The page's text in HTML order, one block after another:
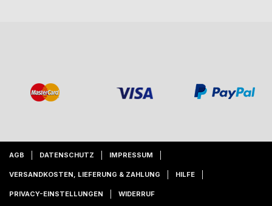
AGB DATENSCHUTZ IMPRESSUM
VERSANDKOSTEN, LIEFERUNG & ZAHLUNG HILFE
PRIVACY-EINSTELLUNGEN WIDERRUF